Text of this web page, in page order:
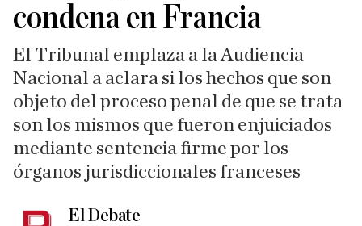
condena en Francia
El Tribunal emplaza a la Audiencia
Nacional a aclara si los hechos que son
objeto del proceso penal de que se trata
son los mismos que fueron enjuiciados
mediante sentencia firme por los
órganos jurisdiccionales franceses
El Debate